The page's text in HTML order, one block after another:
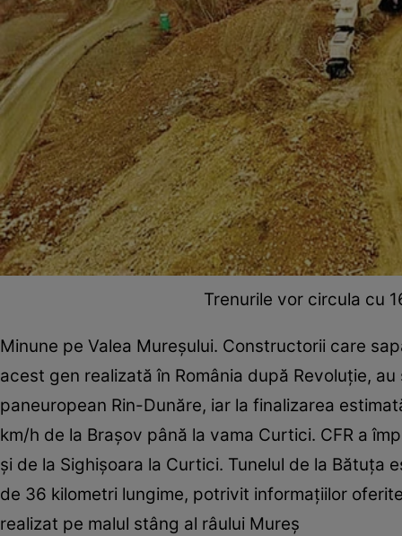
Trenurile vor circula cu
Minune pe Valea Mureșului. Constructorii care
acest gen realizată în România după Revoluție,
paneuropean Rin-Dunăre, iar la finalizarea
km/h de la Braşov până la vama Curtici. CFR a
și de la Sighișoara la Curtici. Tunelul de la Bătuța
de 36 kilometri lungime, potrivit informațiilor
realizat pe malul stâng al râului Mureș